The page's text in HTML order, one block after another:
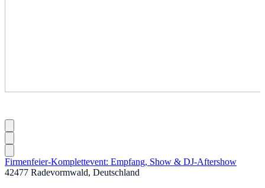
Firmenfeier-Komplettevent: Empfang, Show & DJ-Aftershow
42477 Radevormwald, Deutschland